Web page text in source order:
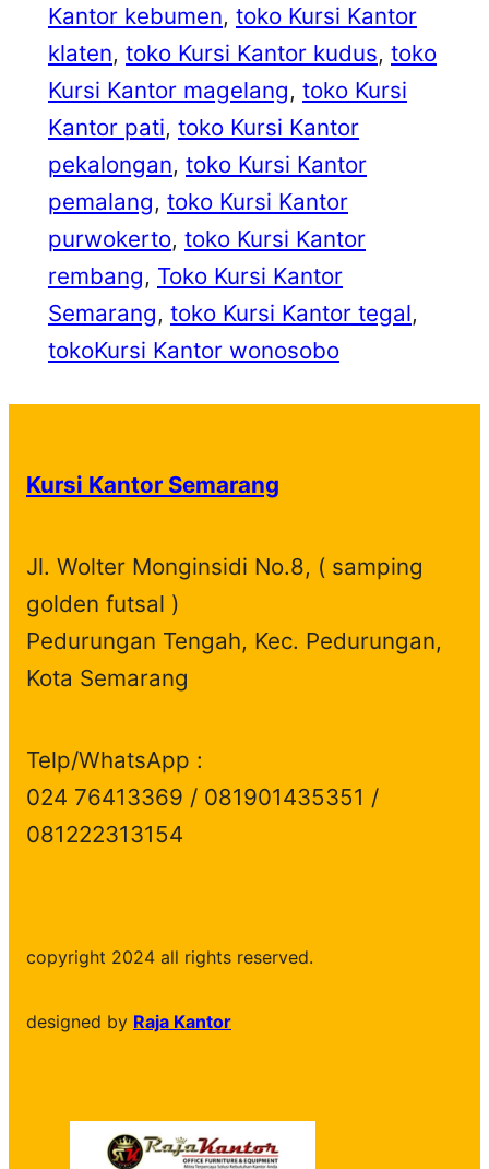
Kantor kebumen, toko Kursi Kantor
klaten, toko Kursi Kantor kudus, toko
Kursi Kantor magelang, toko Kursi
Kantor pati, toko Kursi Kantor
pekalongan, toko Kursi Kantor
pemalang, toko Kursi Kantor
purwokerto, toko Kursi Kantor
rembang, Toko Kursi Kantor
Semarang, toko Kursi Kantor tegal
tokoKursi Kantor wonosobo
Kursi Kantor Semarang
Jl. Wolter Monginsidi No.8, ( samping
golden futsal )
Pedurungan Tengah, Kec. Pedurungan,
Kota Semarang
Telp/WhatsApp :
024 76413369 / 081901435351 /
081222313154
copyright 2024 all rights reserved.
designed by Raja Kantor